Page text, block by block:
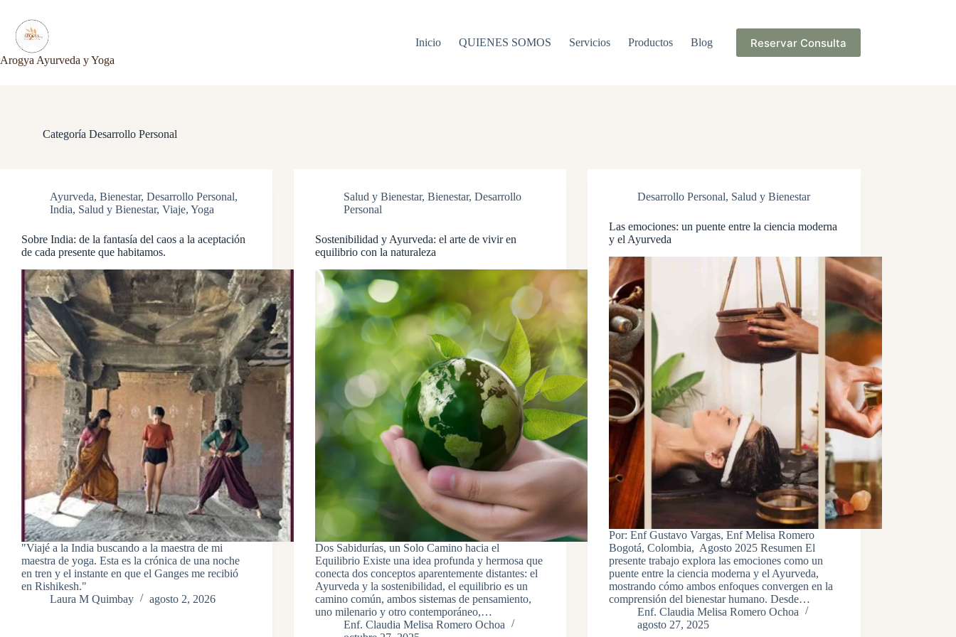
contenido
Arogya Ayurveda y Yoga
Inicio QUIENES SOMOS Servicios Productos Blog Reservar Consulta
Categoría Desarrollo Personal
Ayurveda, Bienestar, Desarrollo Personal,
India, Salud y Bienestar, Viaje, Yoga
Sobre India: de la fantasía del caos a la aceptación
de cada presente que habitamos.
"Viajé a la India buscando a la maestra de mi
maestra de yoga. Esta es la crónica de una noche
en tren y el instante en que el Ganges me recibió
en Rishikesh."
Laura M Quimbay
agosto 2, 2026
Salud y Bienestar,Bienestar,Desarrollo
Personal
Sostenibilidad y Ayurveda: el arte de vivir en
equilibrio con la naturaleza
Dos Sabidurías, un Solo Camino hacia el
Equilibrio Existe una idea profunda y hermosa que
conecta dos conceptos aparentemente distantes: el
Ayurveda y la sostenibilidad, el equilibrio es un
camino común, ambos sistemas de pensamiento,
uno milenario y otro contemporáneo,…
Enf. Claudia Melisa Romero Ochoa
Desarrollo Personal, Salud y Bienestar
Las emociones: un puente entre la ciencia moderna
y el Ayurveda
Por: Enf Gustavo Vargas, Enf Melisa Romero
Bogotá, Colombia, Agosto 2025 Resumen El
presente trabajo explora las emociones como un
puente entre la ciencia moderna y el Ayurveda,
mostrando cómo ambos enfoques convergen en la
comprensión del bienestar humano. Desde…
Enf. Claudia Melisa Romero Ochoa
agosto 27, 2025